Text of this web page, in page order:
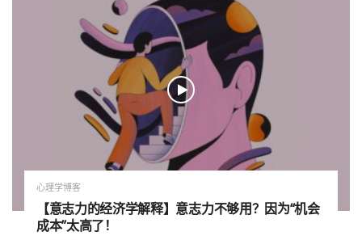
心理学博客
【意志力的经济学解释】意志力不够用？因为“机会
成本”太高了！